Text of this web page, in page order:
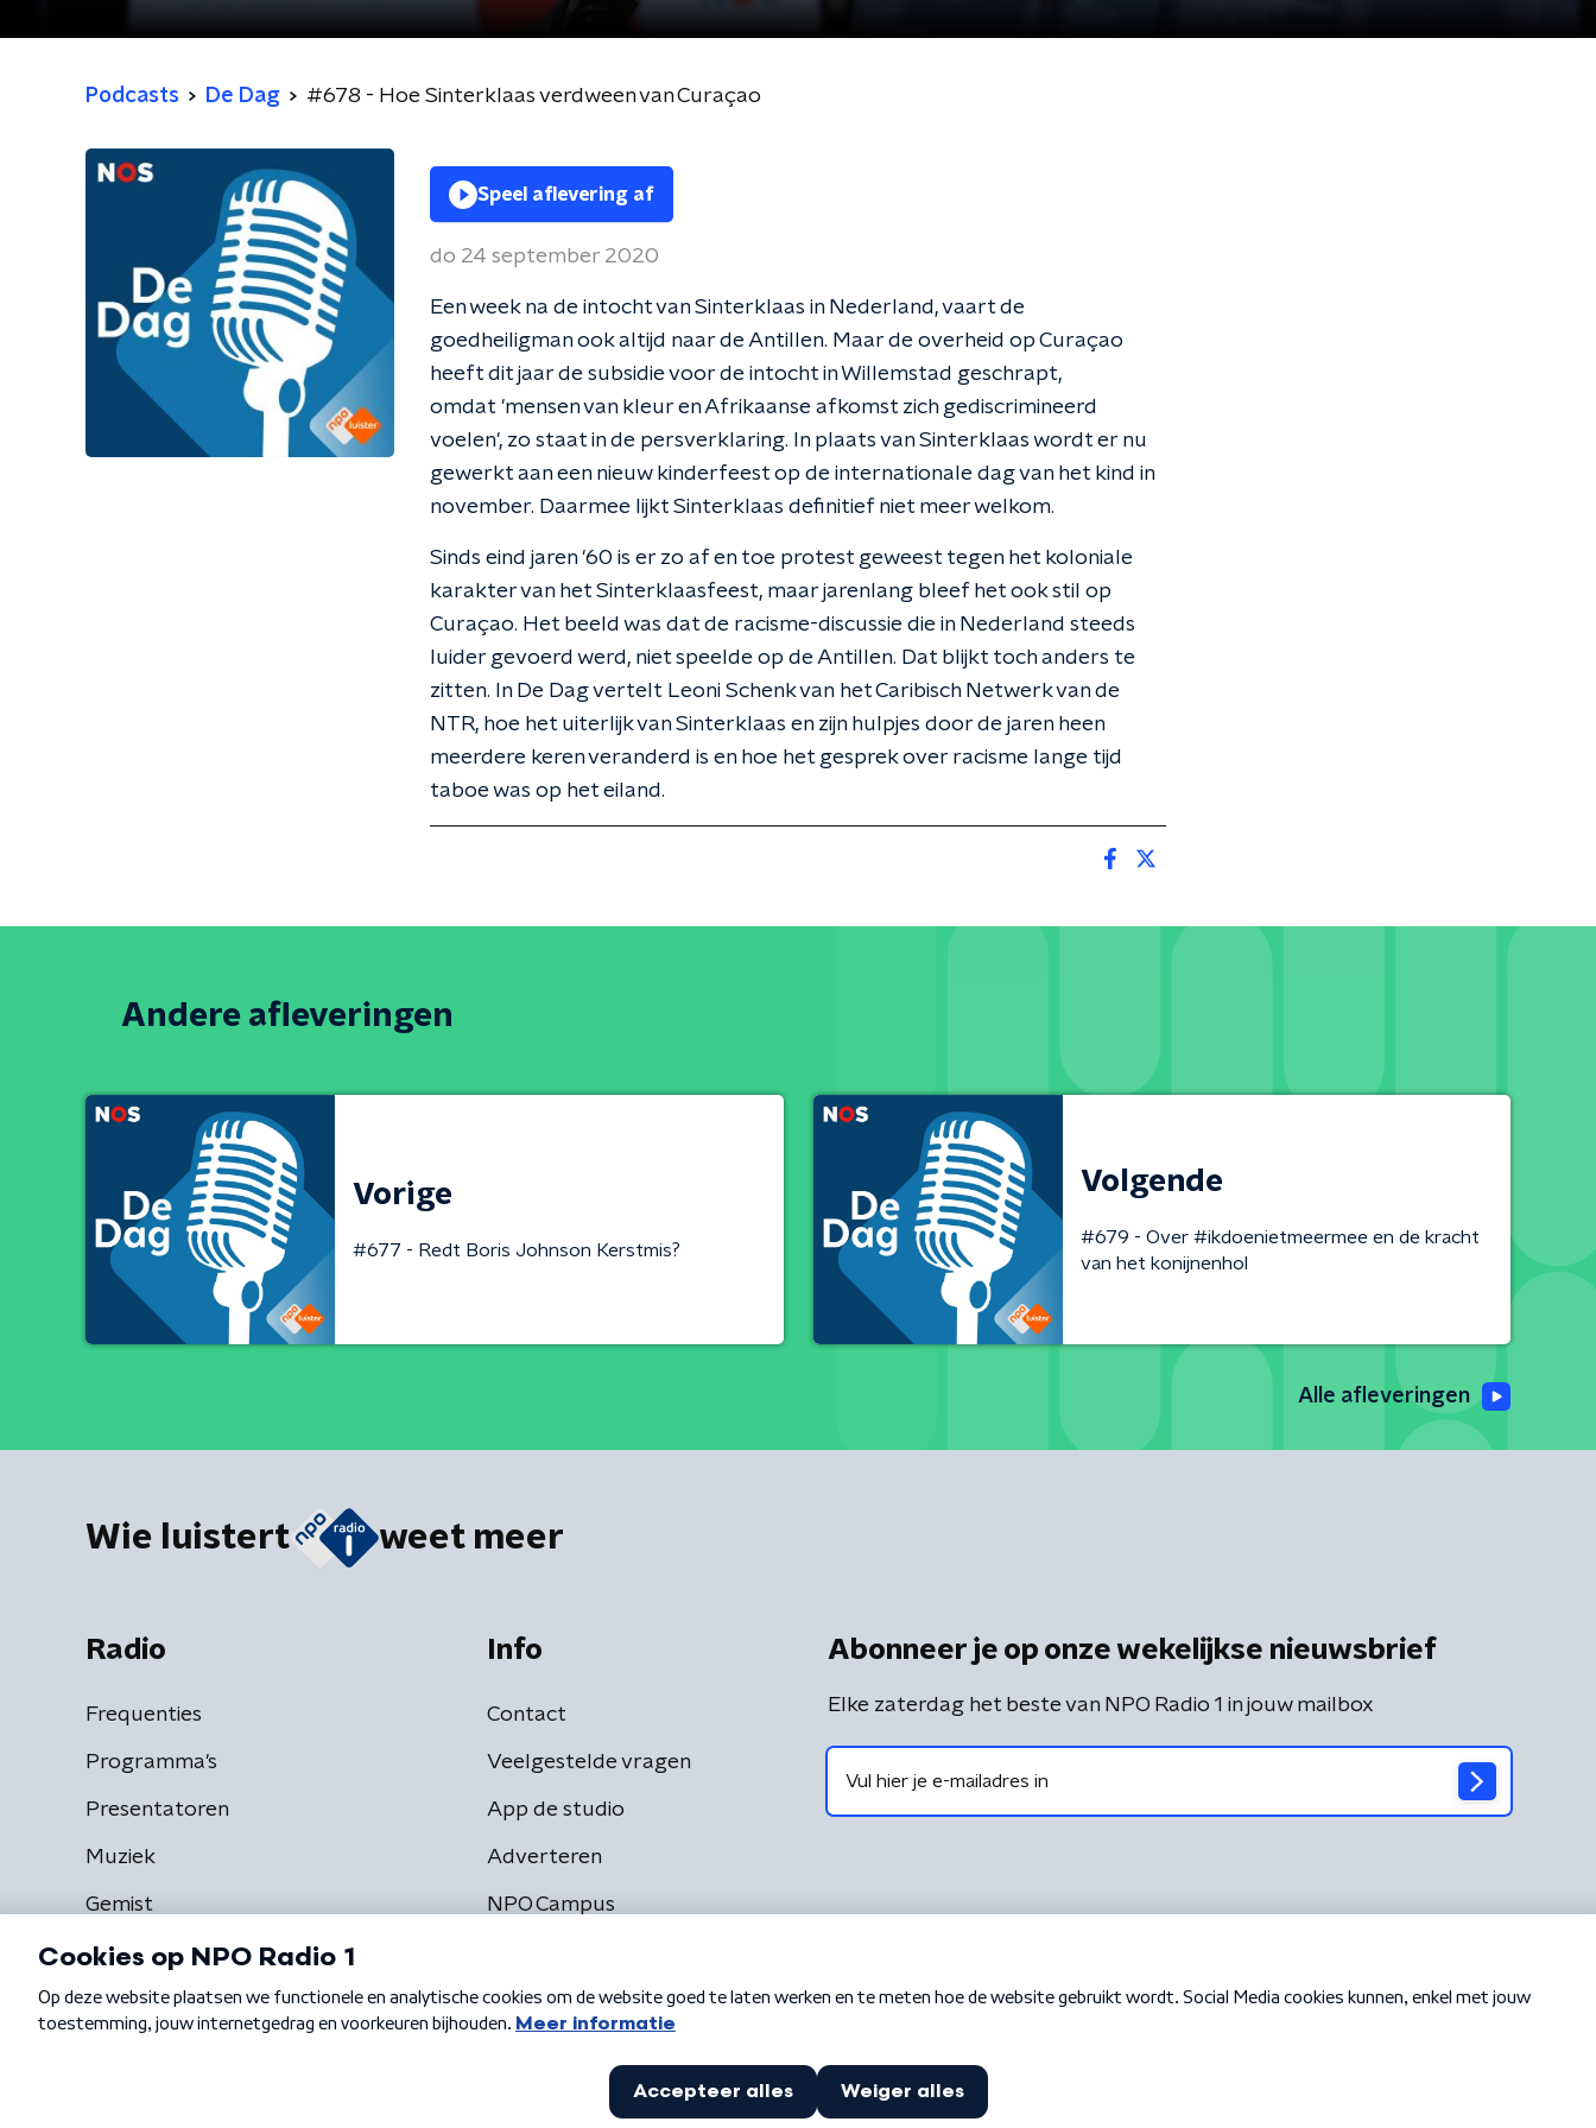
Podcasts De Dag #678 - Hoe Sinterklaas verdween van Curaçao
Speel aflevering af
do 24 september 2020
Een week na de intocht van Sinterklaas in Nederland, vaart de
goedheiligman ook altijd naar de Antillen. Maar de overheid op Curaçao
heeft dit jaar de subsidie voor de intocht in Willemstad geschrapt,
omdat 'mensen van kleur en Afrikaanse afkomst zich gediscrimineerd
voelen', zo staat in de persverklaring. In plaats van Sinterklaas wordt er nu
gewerkt aan een nieuw kinderfeest op de internationale dag van het kind in
november. Daarmee lijkt Sinterklaas definitief niet meer welkom.
Sinds eind jaren '60 is er zo af en toe protest geweest tegen het koloniale
karakter van het Sinterklaasfeest, maar jarenlang bleef het ook stil op
Curaçao. Het beeld was dat de racisme-discussie die in Nederland steeds
luider gevoerd werd, niet speelde op de Antillen. Dat blijkt toch anders te
zitten. In De Dag vertelt Leoni Schenk van het Caribisch Netwerk van de
NTR, hoe het uiterlijk van Sinterklaas en zijn hulpjes door de jaren heen
meerdere keren veranderd is en hoe het gesprek over racisme lange tijd
taboe was op het eiland.
Andere afleveringen
Vorige
#677 - Redt Boris Johnson Kerstmis?
Volgende
#679 - Over #ikdoenietmeermee en de kracht
van het konijnenhol
Alle afleveringen
Wie luistert weet meer
Radio
Frequenties
Programma's
Presentatoren
Muziek
Gemist
Info
Contact
Veelgestelde vragen
App de studio
Adverteren
NPO Campus
Abonneer je op onze wekelijkse nieuwsbrief
Elke zaterdag het beste van NPO Radio 1 in jouw mailbox
Algemene voorwaarden Privacybeleid